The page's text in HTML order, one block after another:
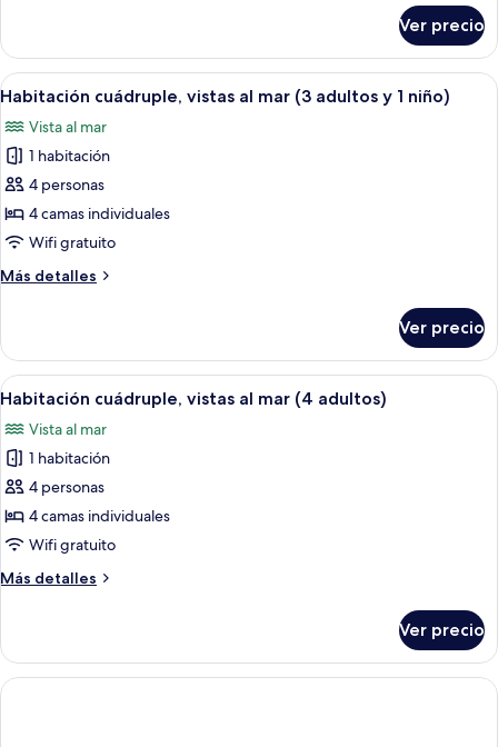
adultos
y
niños)
cuádruple,
vistas
al
(2
adultos
2
niños)
Ver precio
Abrir
todas
las
fotos
de
Habitación
cuádruple,
al
adultos
y
niño)
Habitación de hotel con dos camas,
6
Habitación cuádruple, vistas al mar (3 adultos y 1 niño)
Vista al mar
1 habitación
4 personas
4 camas individuales
Wifi gratuito
Más detalles
Más
cuádruple,
vistas
al
(3
adultos
niño)
Ver precio
Abrir
todas
las
fotos
de
Habitación
cuádruple,
al
adultos)
Habitación de hotel con dos camas,
6
Habitación cuádruple, vistas al mar (4 adultos)
Vista al mar
1 habitación
4 personas
4 camas individuales
Wifi gratuito
Más detalles
Más
cuádruple,
vistas
al
Ver precio